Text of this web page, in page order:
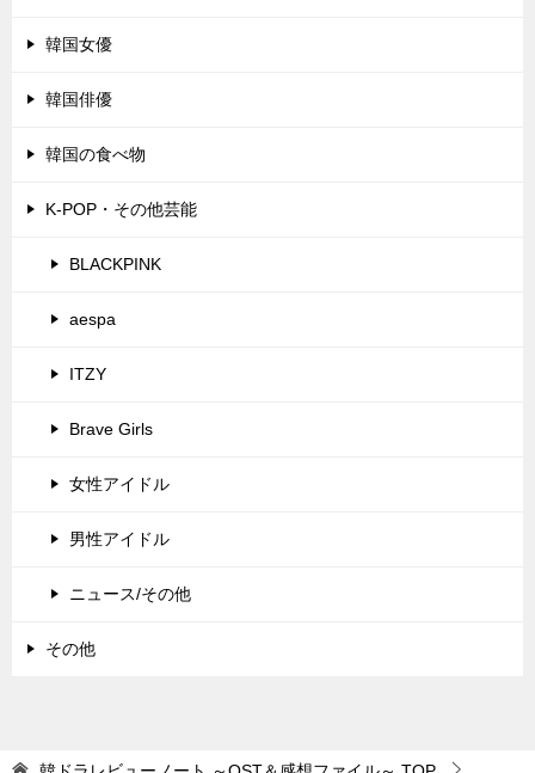
韓国女優
韓国俳優
韓国の食べ物
K-POP・その他芸能
BLACKPINK
aespa
ITZY
Brave Girls
女性アイドル
男性アイドル
ニュース/その他
その他